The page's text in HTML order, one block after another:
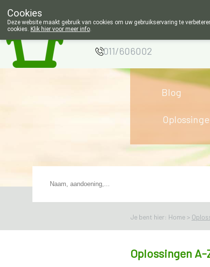
Apotheek Wouters
011/606002
Blog
Je bent hier: Home >
Oplossingen A-
Cookies
Deze website maakt gebruik van cookies om uw gebruikservaring te
cookies. Klik hier voor meer info.